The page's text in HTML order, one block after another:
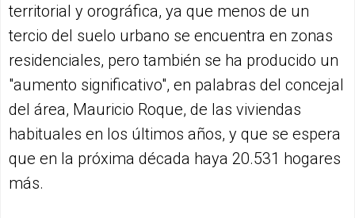
territorial y orográfica, ya que menos de un
tercio del suelo urbano se encuentra en zonas
residenciales, pero también se ha producido un
"aumento significativo", en palabras del concejal
del área, Mauricio Roque, de las viviendas
habituales en los últimos años, y que se espera
que en la próxima década haya 20.531 hogares
más.